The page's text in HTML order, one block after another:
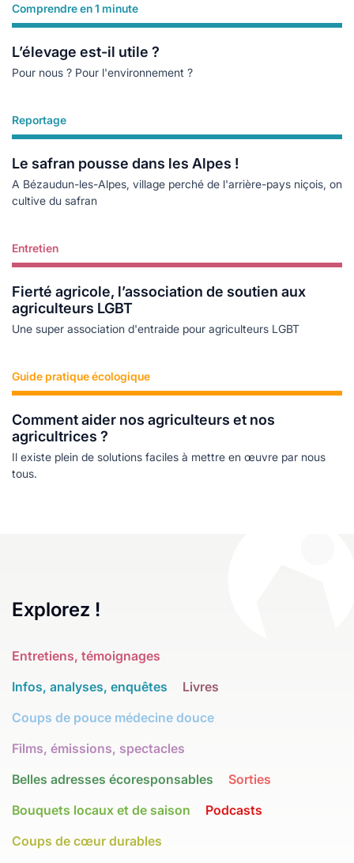
Comprendre en 1 minute
L’élevage est-il utile ?
Pour nous ? Pour l'environnement ?
Lire plus
Reportage
Le safran pousse dans les Alpes !
A Bézaudun-les-Alpes, village perché de l'arrière-pays niçois, on
cultive du safran
Lire plus
Entretien
Fierté agricole, l’association de soutien aux
agriculteurs LGBT
Une super association d'entraide pour agriculteurs LGBT
Lire plus
Guide pratique écologique
Comment aider nos agriculteurs et nos
agricultrices ?
Il existe plein de solutions faciles à mettre en œuvre par nous
tous.
Lire plus
Explorez !
Entretiens, témoignages
Infos, analyses, enquêtes
Livres
Coups de pouce médecine douce
Films, émissions, spectacles
Belles adresses écoresponsables
Sorties
Bouquets locaux et de saison
Podcasts
Coups de cœur durables